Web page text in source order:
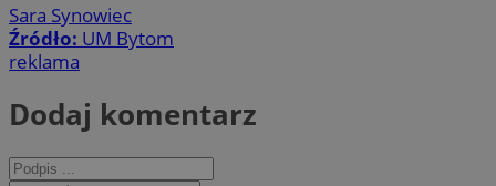
Sara Synowiec
Źródło: UM Bytom
reklama
Dodaj komentarz